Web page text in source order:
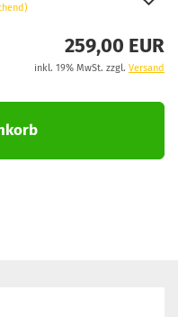
259,00 EUR
inkl. 19% MwSt. zzgl. Versand